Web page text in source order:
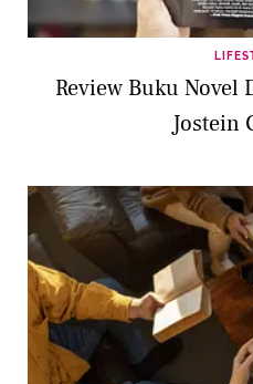
Review Buku Novel
Jostein